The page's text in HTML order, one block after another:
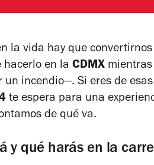
la vida hay que
hacerlo en la CDMX
un incendio—. Si eres de
te espera para una
de qué va.
y qué harás en la